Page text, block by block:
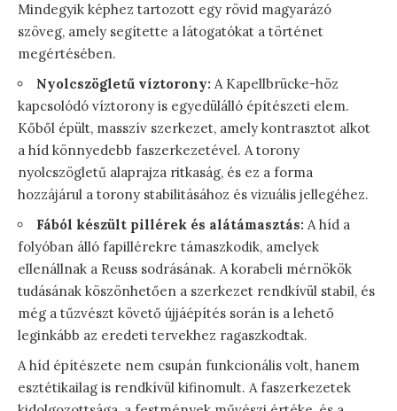
Mindegyik képhez tartozott egy rövid magyarázó
szöveg, amely segítette a látogatókat a történet
megértésében.
Nyolcszögletű víztorony: A Kapellbrücke-höz
kapcsolódó víztorony is egyedülálló építészeti elem.
Kőből épült, masszív szerkezet, amely kontrasztot alkot
a híd könnyedebb faszerkezetével. A torony
nyolcszögletű alaprajza ritkaság, és ez a forma
hozzájárul a torony stabilitásához és vizuális jellegéhez.
Fából készült pillérek és alátámasztás: A híd a
folyóban álló fapillérekre támaszkodik, amelyek
ellenállnak a Reuss sodrásának. A korabeli mérnökök
tudásának köszönhetően a szerkezet rendkívül stabil, és
még a tűzvészt követő újjáépítés során is a lehető
leginkább az eredeti tervekhez ragaszkodtak.
A híd építészete nem csupán funkcionális volt, hanem
esztétikailag is rendkívül kifinomult. A faszerkezetek